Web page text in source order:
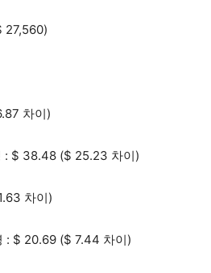
27,560)
차이)
: $ 38.48 ($ 25.23 차이)
차이)
: $ 20.69 ($ 7.44 차이)